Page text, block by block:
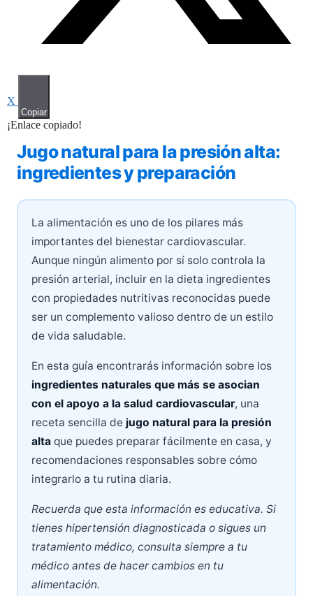
X
Copiar
¡Enlace copiado!
Jugo natural para la presión alta:
ingredientes y preparación
La alimentación es uno de los pilares más
importantes del bienestar cardiovascular.
Aunque ningún alimento por sí solo controla la
presión arterial, incluir en la dieta ingredientes
con propiedades nutritivas reconocidas puede
ser un complemento valioso dentro de un estilo
de vida saludable.
En esta guía encontrarás información sobre los
ingredientes naturales que más se asocian
con el apoyo a la salud cardiovascular, una
receta sencilla de jugo natural para la presión
alta que puedes preparar fácilmente en casa, y
recomendaciones responsables sobre cómo
integrarlo a tu rutina diaria.
Recuerda que esta información es educativa. Si
tienes hipertensión diagnosticada o sigues un
tratamiento médico, consulta siempre a tu
médico antes de hacer cambios en tu
alimentación.